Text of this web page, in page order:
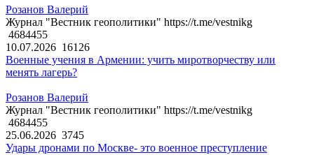
Розанов Валерий
Журнал "Вестник геополитики" https://t.me/vestnikg
4684455
10.07.2026 16126
Военные учения в Армении: учить миротворчеству или
менять лагерь?
Розанов Валерий
Журнал "Вестник геополитики" https://t.me/vestnikg
4684455
25.06.2026 3745
Удары дронами по Москве- это военное преступление